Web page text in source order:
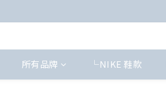
所有品牌 └NIKE 鞋款